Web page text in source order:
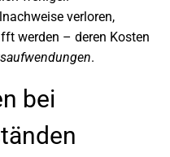
verloren,
werden – deren Kosten
.
bei